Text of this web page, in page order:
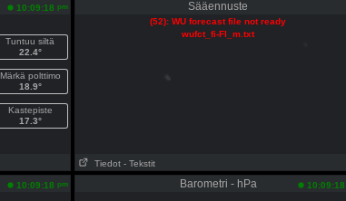
10:09:18 pm
Tuntuu siltä
22.4°
Märkä polttimo
18.9°
Kastepiste
17.3°
Sääennuste
(52): WU forecast file not ready
wufct_fi-FI_m.txt
Tiedot - Tekstit
10:09:18 pm Barometri - hPa 10:09:18